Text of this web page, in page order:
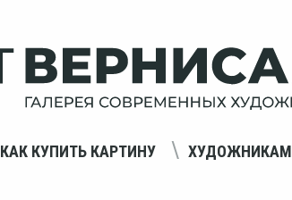
КАК КУПИТЬ КАРТИНУ ХУДОЖНИКАМ